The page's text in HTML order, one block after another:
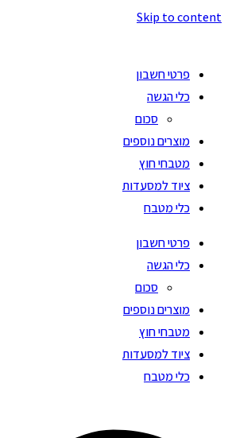
Skip to content
פרטי חשבון
כלי הגשה
סכום
מוצרים נוספים
מטבחי חוץ
ציוד למסעדות
כלי מטבח
פרטי חשבון
כלי הגשה
סכום
מוצרים נוספים
מטבחי חוץ
ציוד למסעדות
כלי מטבח